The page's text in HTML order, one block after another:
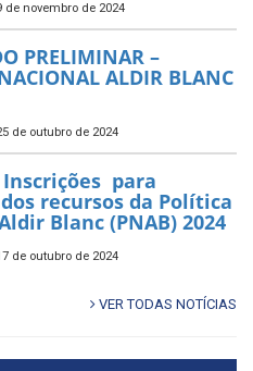
de novembro de 2024
PRELIMINAR –
ALDIR BLANC
de outubro de 2024
para
recursos da Política
Blanc (PNAB) 2024
de outubro de 2024
VER TODAS NOTÍCIAS